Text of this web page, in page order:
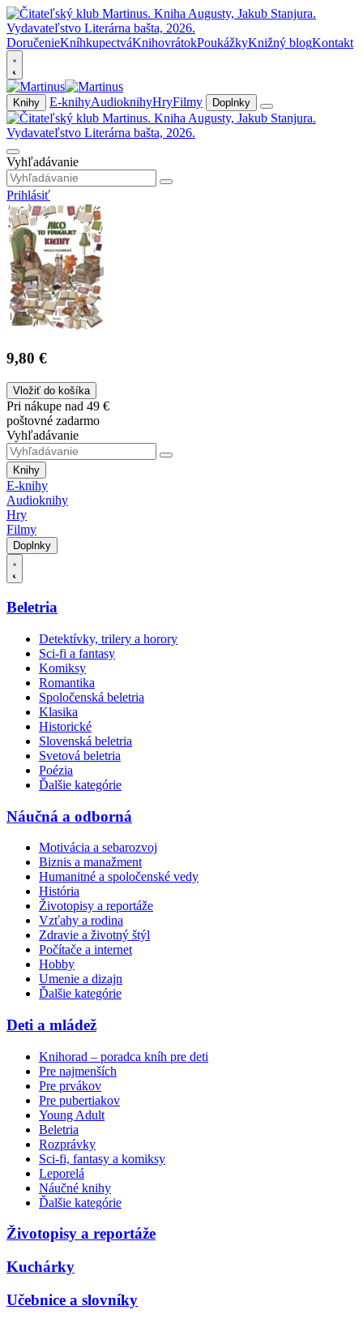
DoručenieKníhkupectváKnihovrátokPoukážkyKnižný blogKontakt
Knihy E-knihyAudioknihyHryFilmy Doplnky
Vyhľadávanie
Prihlásiť
9,80 €
Vložiť do košíka
Pri nákupe nad 49 €
poštovné zadarmo
Vyhľadávanie
Knihy
E-knihy
Audioknihy
Hry
Filmy
Doplnky
Beletria
Detektívky, trilery a horory
Sci-fi a fantasy
Komiksy
Romantika
Spoločenská beletria
Klasika
Historické
Slovenská beletria
Svetová beletria
Poézia
Ďalšie kategórie
Náučná a odborná
Motivácia a sebarozvoj
Biznis a manažment
Humanitné a spoločenské vedy
História
Životopisy a reportáže
Vzťahy a rodina
Zdravie a životný štýl
Počítače a internet
Hobby
Umenie a dizajn
Ďalšie kategórie
Deti a mládež
Knihorad – poradca kníh pre deti
Pre najmenších
Pre prvákov
Pre pubertiakov
Young Adult
Beletria
Rozprávky
Sci-fi, fantasy a komiksy
Leporelá
Náučné knihy
Ďalšie kategórie
Životopisy a reportáže
Kuchárky
Učebnice a slovníky